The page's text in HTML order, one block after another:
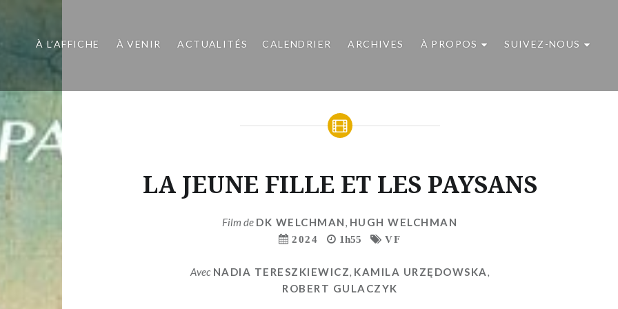
À L’AFFICHE À VENIR ACTUALITÉS CALENDRIER ARCHIVES À PROPOS SUIVEZ-NOUS
LA JEUNE FILLE ET LES PAYSANS
Film de DK WELCHMAN, HUGH WELCHMAN
2024 1h55 VF
Avec NADIA TERESZKIEWICZ KAMILA URZĘDOWSKA
ROBERT GULACZYK